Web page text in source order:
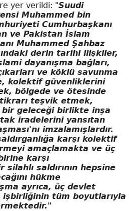
yer verildi: "Suudi
Muhammed bin
Cumhurbaşkanı
ve Pakistan İslam
Muhammed Şahbaz
derin tarihi ilişkiler,
dayanışma bağları,
ve köklü savunma
kolektif güvenliklerini
bölgede ve ötesinde
teşvik etmek,
geleceği birlikte inşa
iradelerini yansıtan
imzalamışlardır.
karşı kolektif
amaçlamakta ve üç
karşı
saldırının hepsine
hükme
ayrıca, üç devlet
işbirliğinin tüm boyutlarıyla